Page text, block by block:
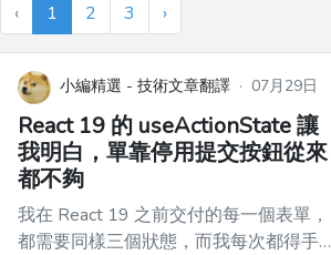
‹ 1 2 3 ›
小編精選 - 技術文章翻譯 · 07月29日
React 19 的 useActionState 讓
我明白，單靠停用提交按鈕從來
都不夠
我在 React 19 之前交付的每一個表單，
都需要同樣三個狀態，而我每次都得手動